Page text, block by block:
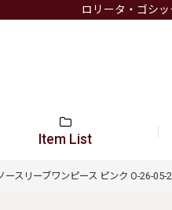
ロリータ・ゴシ
Item List
スリーブワンピース ピンク O-26-05-